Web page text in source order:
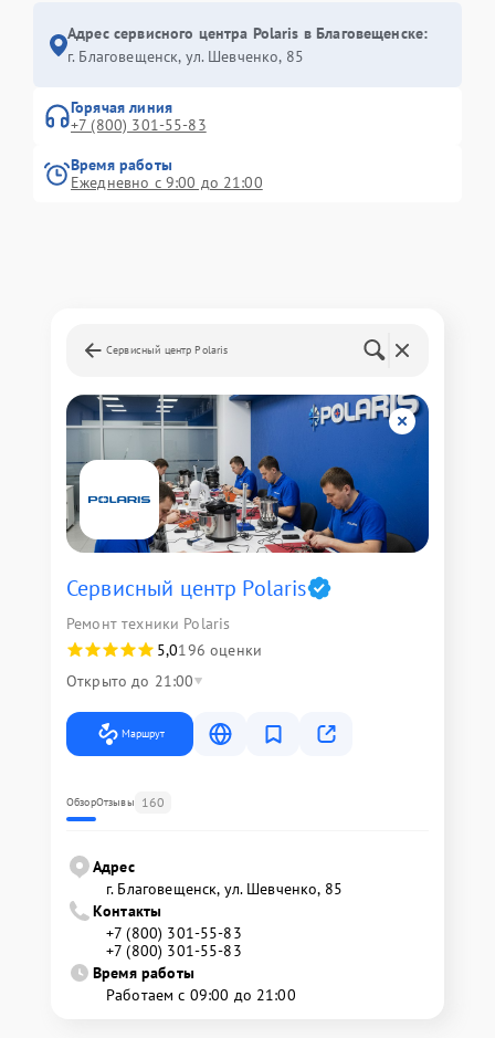
Адрес сервисного центра Polaris в Благовещенске:
г. Благовещенск, ул. Шевченко, 85
Горячая линия
+7 (800) 301-55-83
Время работы
Ежедневно с 9:00 до 21:00
Сервисный центр Polaris
Сервисный центр Polaris
Ремонт техники Polaris
5,0196 оценки
Открыто до 21:00
Маршрут
ОбзорОтзывы 160
Адрес
г. Благовещенск, ул. Шевченко, 85
Контакты
+7 (800) 301-55-83
+7 (800) 301-55-83
Время работы
Работаем с 09:00 до 21:00